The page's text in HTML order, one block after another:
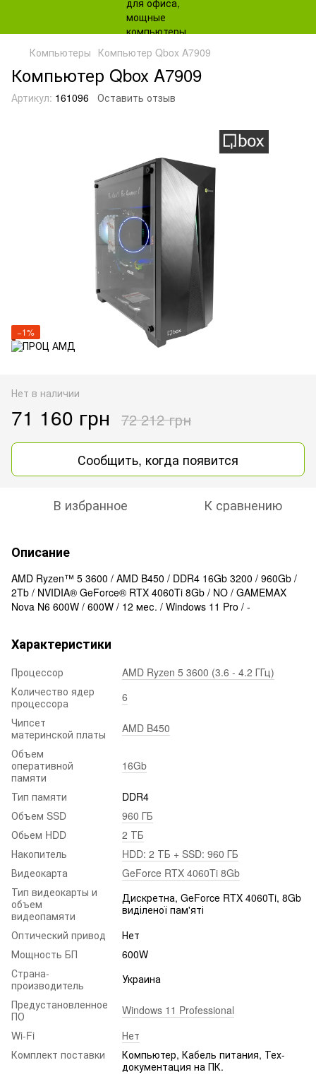
Компьютеры Компьютер Qbox A7909
Компьютер Qbox A7909
Артикул: 161096 Оставить отзыв
−1%
Нет в наличии
71 160 грн 72 212 грн
Сообщить, когда появится
В избранное К сравнению
Описание
AMD Ryzen™ 5 3600 / AMD B450 / DDR4 16Gb 3200 / 960Gb /
2Tb / NVIDIA® GeForce® RTX 4060Ti 8Gb / NO / GAMEMAX
Nova N6 600W / 600W / 12 мес. / Windows 11 Pro / -
Характеристики
Процессор
AMD Ryzen 5 3600 (3.6 - 4.2 ГГц)
Количество ядер
процессора
6
Чипсет
материнской платы
AMD B450
Объем
оперативной
памяти
16Gb
Тип памяти
DDR4
Объем SSD
960 ГБ
Обьем HDD
2 ТБ
Накопитель
HDD: 2 ТБ + SSD: 960 ГБ
Видеокарта
GeForce RTX 4060Ti 8Gb
Тип видеокарты и
объем
видеопамяти
Дискретна, GeForce RTX 4060Ti, 8Gb
виділеної пам'яті
Оптический привод
Нет
Мощность БП
600W
Страна-
производитель
Украина
Предустановленное
ПО
Windows 11 Professional
Wi-Fi
Нет
Комплект поставки
Компьютер, Кабель питания, Тех-
документация на ПК.